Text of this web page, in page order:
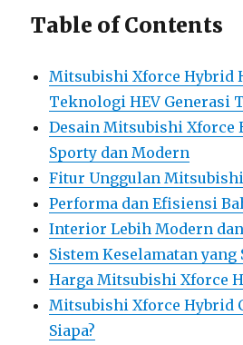
Table of Contents
Mitsubishi Xforce Hybrid
Teknologi HEV Generasi
Desain Mitsubishi Xforce
Sporty dan Modern
Fitur Unggulan
Performa dan Efisiensi
Interior Lebih Modern
Sistem Keselamatan
Harga Mitsubishi Xforce
Mitsubishi Xforce Hybrid
Siapa?